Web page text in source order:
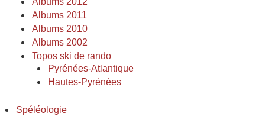
Albums 2011
Albums 2010
Albums 2002
Topos ski de rando
Pyrénées-Atlantique
Hautes-Pyrénées
Spéléologie